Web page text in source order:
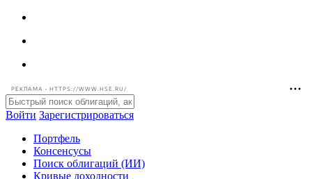
РЕКЛАМА • HTTPS://WWW.HSE.RU/
Войти Зарегистрироваться